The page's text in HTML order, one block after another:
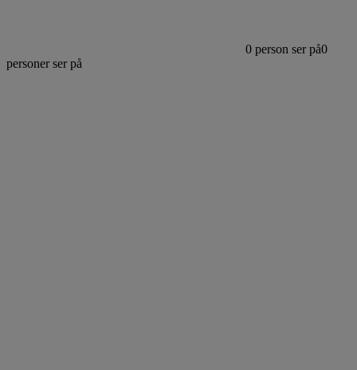
0 person ser på0
personer ser på